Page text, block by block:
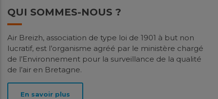
QUI SOMMES-NOUS ?
Air Breizh, association de type loi de 1901 à but non
lucratif, est l’organisme agréé par le ministère chargé
de l’Environnement pour la surveillance de la qualité
de l’air en Bretagne.
En savoir plus